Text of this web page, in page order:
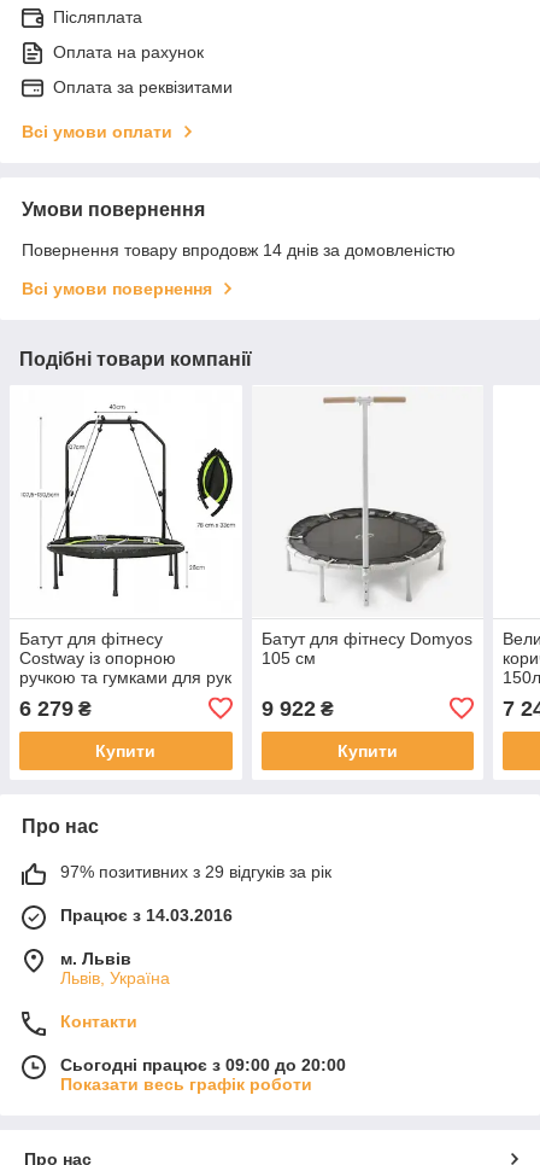
Післяплата
Оплата на рахунок
Оплата за реквізитами
Всі умови оплати
Умови повернення
Повернення товару впродовж 14 днів за домовленістю
Всі умови повернення
Подібні товари компанії
Батут для фітнесу
Costway із опорною
ручкою та гумками для рук
6 279 ₴
Купити
Батут для фітнесу Domyos
105 см
9 922₴
Купити
7
Про нас
97% позитивних з 29 відгуків за рік
Працює з 14.03.2016
м. Львів
Львів, Україна
Контакти
Сьогодні працює з 09:00 до 20:00
Показати весь графік роботи
Про нас